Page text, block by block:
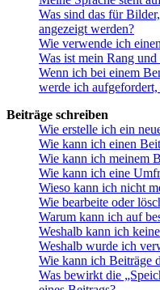
Was sind das für
angezeigt werden?
Wie verwende ich
Was ist mein Rang
Wenn ich bei einem
werde ich
Beiträge schreiben
Wie erstelle ich ein
Wie kann ich einen
Wie kann ich meinem
Wie kann ich eine
Wieso kann ich nicht
Wie bearbeite oder
Warum kann ich auf
Weshalb kann ich
Weshalb wurde ich
Wie kann ich Beiträge
Was bewirkt die